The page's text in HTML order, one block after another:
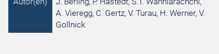
A. Vieregg, C. Gertz, V. Turau, H. Werner, V.
Gollnick